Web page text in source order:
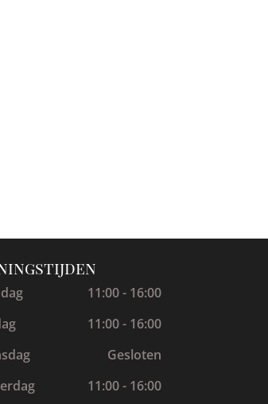
11:00 - 16:00
11:00 - 16:00
Gesloten
11:00 - 16:00